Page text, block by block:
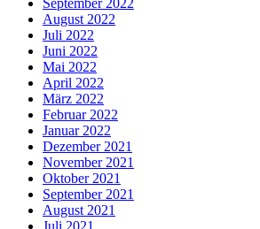
September 2022
August 2022
Juli 2022
Juni 2022
Mai 2022
April 2022
März 2022
Februar 2022
Januar 2022
Dezember 2021
November 2021
Oktober 2021
September 2021
August 2021
Juli 2021